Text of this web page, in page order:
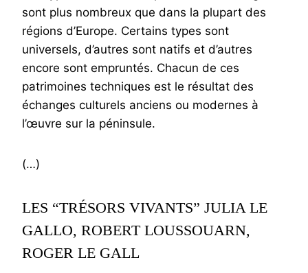
sont plus nombreux que dans la plupart des
régions d’Europe. Certains types sont
universels, d’autres sont natifs et d’autres
encore sont empruntés. Chacun de ces
patrimoines techniques est le résultat des
échanges culturels anciens ou modernes à
l’œuvre sur la péninsule.
(…)
LES “TRÉSORS VIVANTS” JULIA LE
GALLO, ROBERT LOUSSOUARN,
ROGER LE GALL